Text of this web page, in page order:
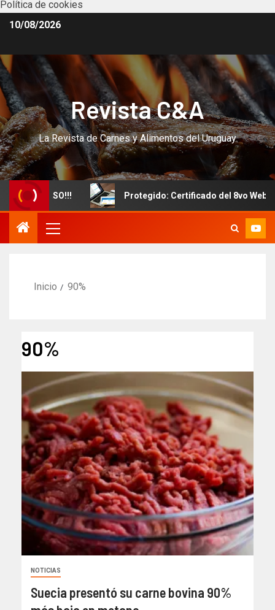
Política de cookies
10/08/2026
Revista C&A
La Revista de Carnes y Alimentos del Uruguay
CURSO!!! Protegido: Certificado del 8vo Webinar
Inicio 90%
90%
NOTICIAS
Suecia presentó su carne bovina 90%